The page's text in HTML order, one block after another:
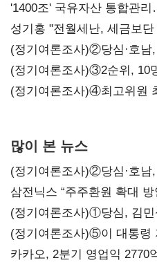
'1400조' 국유자산 통합관
구조혁신
성기홍 "전월세난, 세금보
시사
(정기여론조사)②당심·호남
(정기여론조사)③2순위, 10
'한 자릿수'
(정기여론조사)④최고위원
많이 본 뉴스
(정기여론조사)②당심·호남
삼전닉스 “주주환원 확대
보내
(정기여론조사)①당심, 김
지지도 '50% 아래로'(종합)
(정기여론조사)⑤이 대통령
만에 다시 40%대
카카오, 2분기 영업익